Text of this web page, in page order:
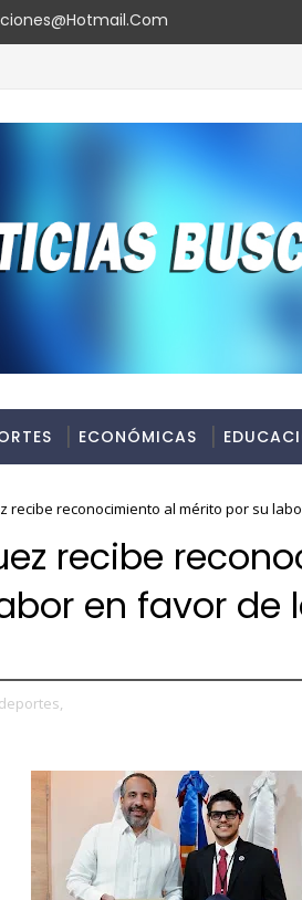
ECONÓMICAS
recibe reconocimiento al mérito por su
recibe
en favor de
deportes,